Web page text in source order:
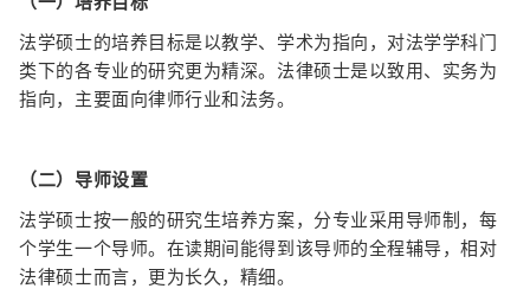
法学硕士的培养目标是以教学、学术为指向，对法学学科门
类下的各专业的研究更为精深。法律硕士是以致用、实务为
指向，主要面向律师行业和法务。
（二）导师设置
法学硕士按一般的研究生培养方案，分专业采用导师制，每
个学生一个导师。在读期间能得到该导师的全程辅导，相对
法律硕士而言，更为长久，精细。